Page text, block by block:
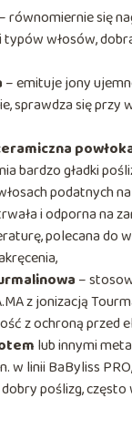
– równomiernie się
włosów,
– emituje jony
sprawdza się przy
bardzo gładki
podatnych
i odporna na
polecana do
–
z jonizacją
z ochroną przed
lub innymi
w linii BaByliss
poślizg,